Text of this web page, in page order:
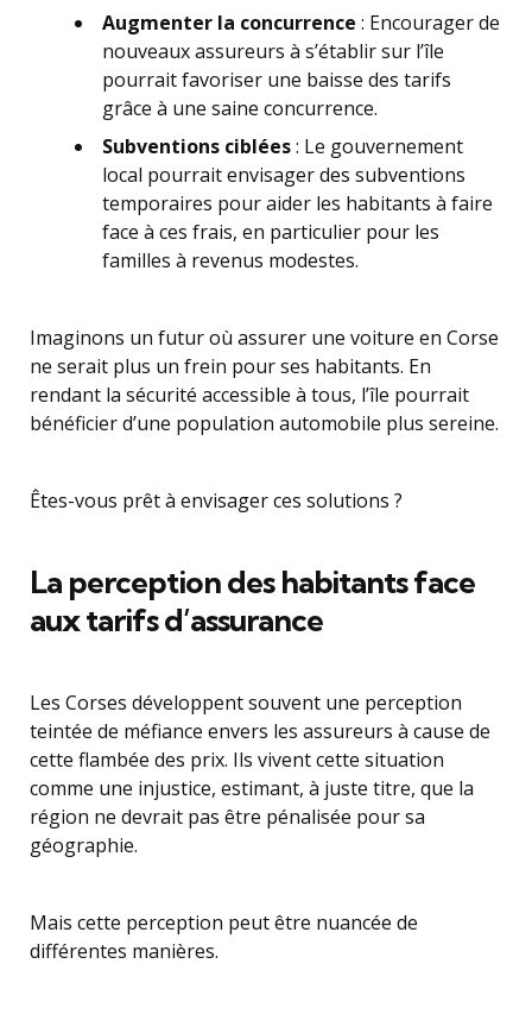
Augmenter la concurrence : Encourager de
nouveaux assureurs à s’établir sur l’île
pourrait favoriser une baisse des tarifs
grâce à une saine concurrence.
Subventions ciblées: Le gouvernement
local pourrait envisager des subventions
temporaires pour aider les habitants à faire
face à ces frais, en particulier pour les
familles à revenus modestes.
Imaginons un futur où assurer une voiture en Corse
ne serait plus un frein pour ses habitants. En
rendant la sécurité accessible à tous, l’île pourrait
bénéficier d’une population automobile plus sereine.
Êtes-vous prêt à envisager ces solutions ?
La perception des habitants face
aux tarifs d’assurance
Les Corses développent souvent une perception
teintée de méfiance envers les assureurs à cause de
cette flambée des prix. Ils vivent cette situation
comme une injustice, estimant, à juste titre, que la
région ne devrait pas être pénalisée pour sa
géographie.
Mais cette perception peut être nuancée de
différentes manières.